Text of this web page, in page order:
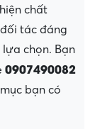
chất
tác đáng
chọn. Bạn
0907490082
bạn có